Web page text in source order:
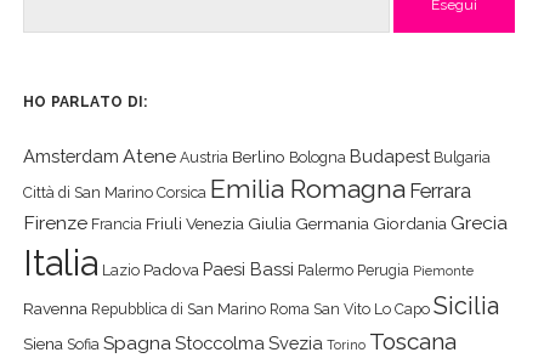
HO PARLATO DI:
Amsterdam Atene Austria Berlino Bologna Budapest Bulgaria
Città di San Marino Corsica Emilia Romagna Ferrara
Firenze Francia Friuli Venezia Giulia Germania Giordania Grecia
Italia Lazio Padova Paesi Bassi Palermo Perugia Piemonte
Ravenna Repubblica di San Marino Roma San Vito Lo Capo Sicilia
Siena Sofia SpagnaStoccolma Svezia Torino Toscana